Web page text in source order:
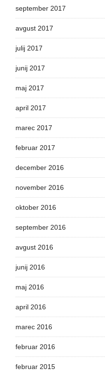
september 2017
avgust 2017
julij 2017
junij 2017
maj 2017
april 2017
marec 2017
februar 2017
december 2016
november 2016
oktober 2016
september 2016
avgust 2016
junij 2016
maj 2016
april 2016
marec 2016
februar 2016
februar 2015